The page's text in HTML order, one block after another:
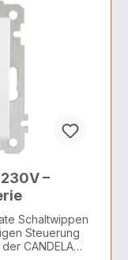
–
Schaltwippen
Steuerung
CANDELA